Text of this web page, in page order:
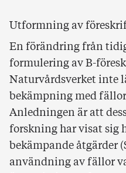
Utformning av
En förändring från
formulering av B-
Naturvårdsverket inte
bekämpning med
Anledningen är att
forskning har visat sig
bekämpande åtgärder
användning av fällor